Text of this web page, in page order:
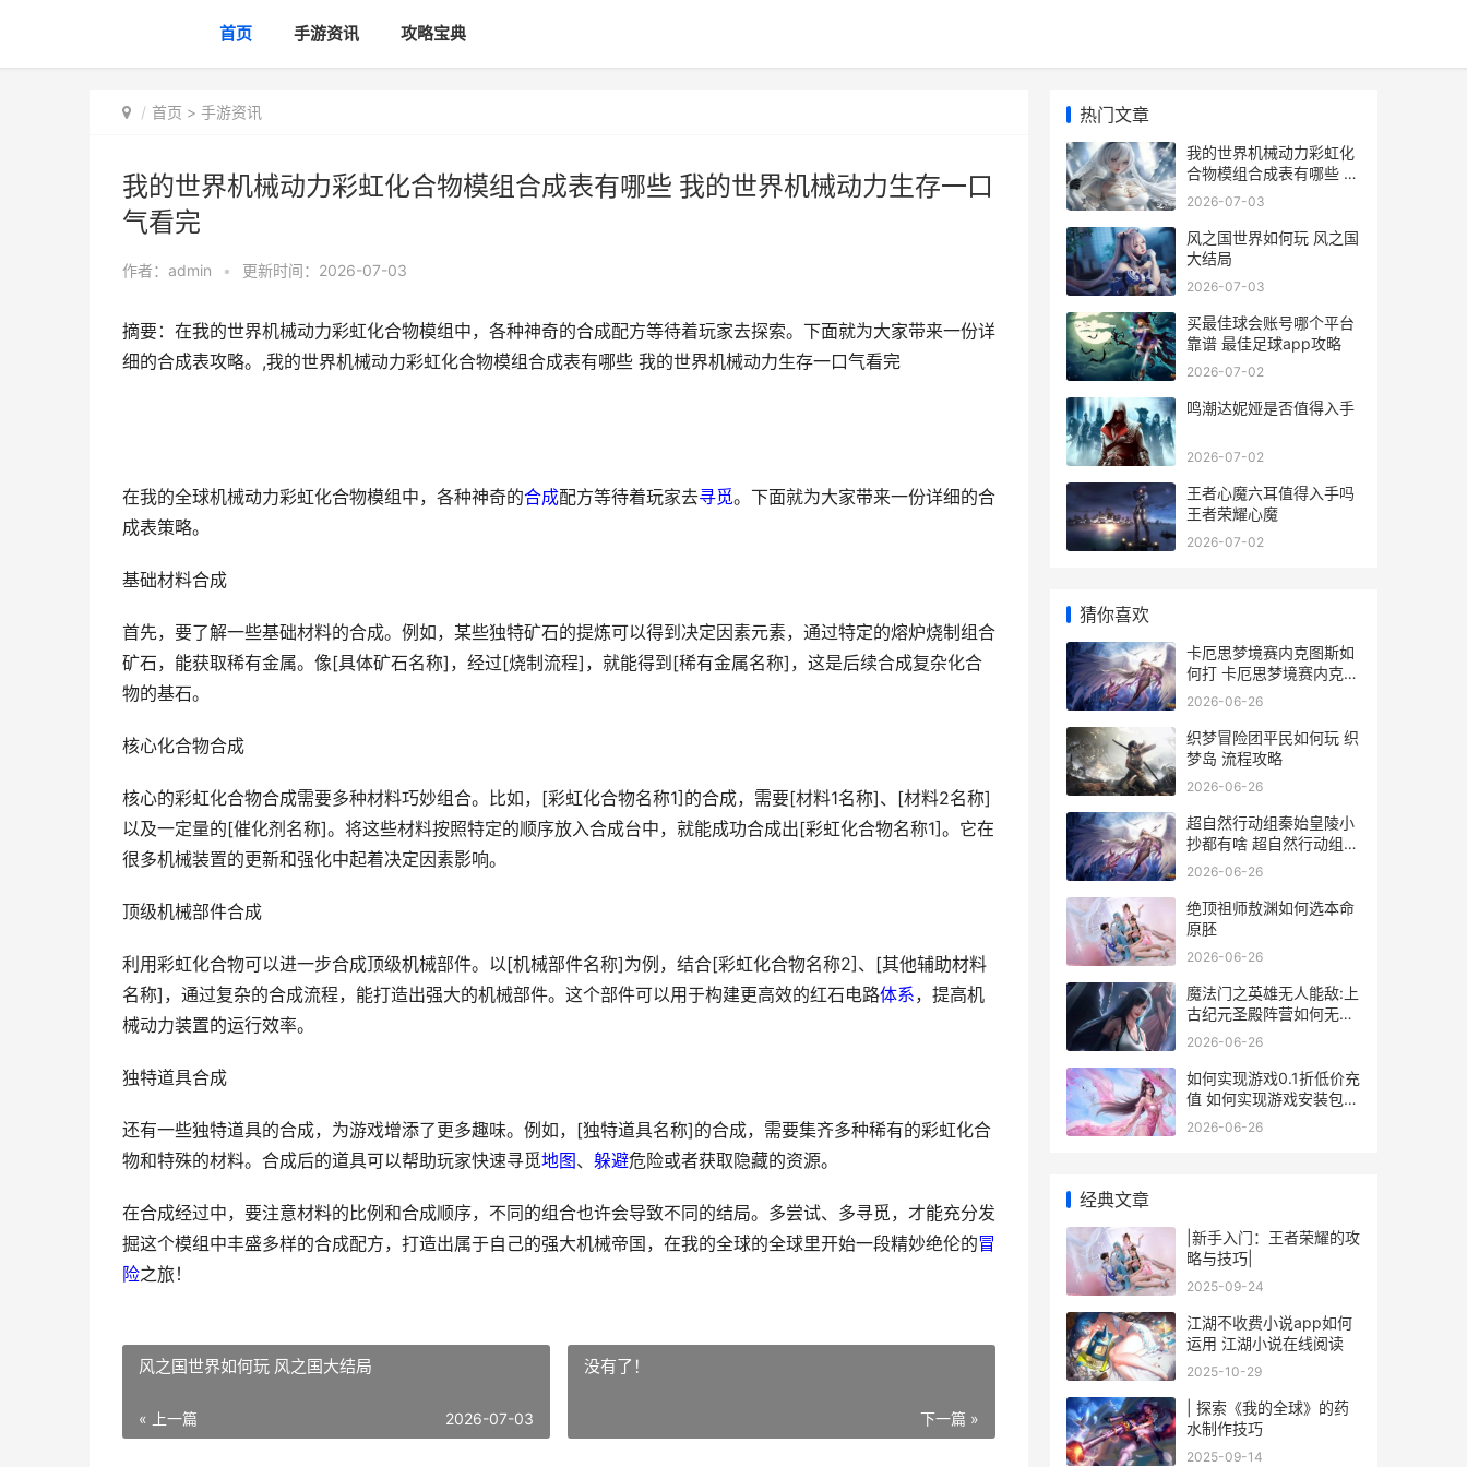
首页 手游资讯 攻略宝典
首页 > 手游资讯
我的世界机械动力彩虹化合物模组合成表有哪些 我的世界机械动力生存一口
气看完
作者： admin • 更新时间：2026-07-03
摘要：在我的世界机械动力彩虹化合物模组中，各种神奇的合成配方等待着玩家去探索。下面就为大家带来一份详
细的合成表攻略。,我的世界机械动力彩虹化合物模组合成表有哪些 我的世界机械动力生存一口气看完
在我的全球机械动力彩虹化合物模组中，各种神奇的合成配方等待着玩家去寻觅。下面就为大家带来一份详细的合
成表策略。
基础材料合成
首先，要了解一些基础材料的合成。例如，某些独特矿石的提炼可以得到决定因素元素，通过特定的熔炉烧制组合
矿石，能获取稀有金属。像[具体矿石名称]，经过[烧制流程]，就能得到[稀有金属名称]，这是后续合成复杂化合
物的基石。
核心化合物合成
核心的彩虹化合物合成需要多种材料巧妙组合。比如，[彩虹化合物名称1]的合成，需要[材料1名称]、[材料2名称]
以及一定量的[催化剂名称]。将这些材料按照特定的顺序放入合成台中，就能成功合成出[彩虹化合物名称1]。它在
很多机械装置的更新和强化中起着决定因素影响。
顶级机械部件合成
利用彩虹化合物可以进一步合成顶级机械部件。以[机械部件名称]为例，结合[彩虹化合物名称2]、[其他辅助材料
名称]，通过复杂的合成流程，能打造出强大的机械部件。这个部件可以用于构建更高效的红石电路体系，提高机
械动力装置的运行效率。
独特道具合成
还有一些独特道具的合成，为游戏增添了更多趣味。例如，[独特道具名称]的合成，需要集齐多种稀有的彩虹化合
物和特殊的材料。合成后的道具可以帮助玩家快速寻觅地图、 躲避危险或者获取隐藏的资源。
在合成经过中，要注意材料的比例和合成顺序，不同的组合也许会导致不同的结局。多尝试、多寻觅，才能充分发
掘这个模组中丰盛多样的合成配方，打造出属于自己的强大机械帝国，在我的全球的全球里开始一段精妙绝伦的冒
险之旅！
风之国世界如何玩 风之国大结局
« 上一篇 2026-07-03
没有了！
下一篇 »
热门文章
我的世界机械动力彩虹化
合物模组合成表有哪些 我
的世界机械动力生存一口
2026-07-03
风之国世界如何玩 风之国
大结局
2026-07-03
买最佳球会账号哪个平台
靠谱 最佳足球app攻略
2026-07-02
鸣潮达妮娅是否值得入手
2026-07-02
王者心魔六耳值得入手吗
王者荣耀心魔
2026-07-02
猜你喜欢
卡厄思梦境赛内克图斯如
何打 卡厄思梦境赛内克图
斯在哪
2026-06-26
织梦冒险团平民如何玩 织
梦岛 流程攻略
2026-06-26
超自然行动组秦始皇陵小
抄都有啥 超自然行动组秦
帝怎么抓
2026-06-26
绝顶祖师敖渊如何选本命
原胚
2026-06-26
魔法门之英雄无人能敌:上
古纪元圣殿阵营如何无损
开荒 魔法门之英雄无敌战
2026-06-26
如何实现游戏0.1折低价充
值 如何实现游戏安装包内
自带存档?
2026-06-26
经典文章
|新手入门：王者荣耀的攻
略与技巧|
2025-09-24
江湖不收费小说app如何
运用 江湖小说在线阅读
2025-10-29
| 探索《我的全球》的药
水制作技巧
2025-09-14